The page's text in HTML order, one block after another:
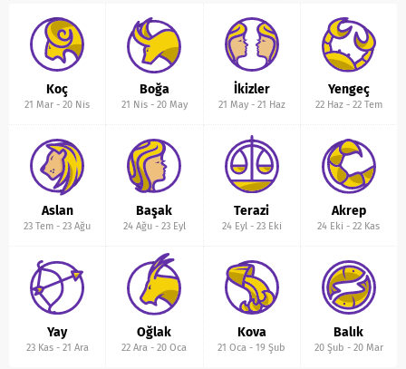
Koç
21 Mar -20 Nis
Boğa
21 Nis- 20 May
İkizler
21 May- 21 Haz
Yengeç
22 Haz- 22 Tem
Aslan
23 Tem -23 Ağu
Başak
24 Ağu- 23 Eyl
Terazi
24 Eyl - 23 Eki
Akrep
24 Eki -22 Kas
Yay
23 Kas- 21 Ara
Oğlak
22 Ara -20 Oca
Kova
21 Oca -19 Şub
Balık
20 Şub - 20 Mar